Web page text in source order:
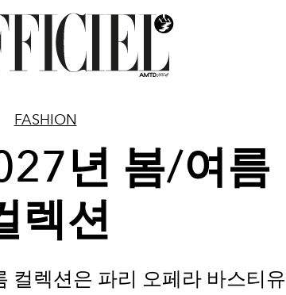
FASHION
년 봄/여름
렉션
컬렉션은 파리 오페라 바스티유